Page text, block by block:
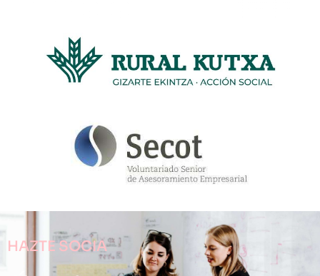
HAZTE SOCIA